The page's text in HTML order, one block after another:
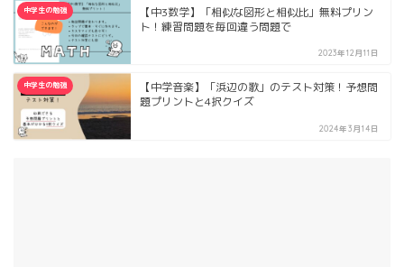
中学生の勉強
【中3数学】「相似な図形と相似比」無料プリン
ト！練習問題を毎回違う問題で
2023年12月11日
中学生の勉強
【中学音楽】「浜辺の歌」のテスト対策！予想問
題プリントと4択クイズ
2024年3月14日